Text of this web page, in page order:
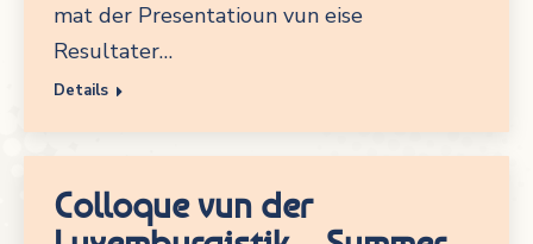
mat der Presentatioun vun eise
Resultater…
Details
Colloque vun der